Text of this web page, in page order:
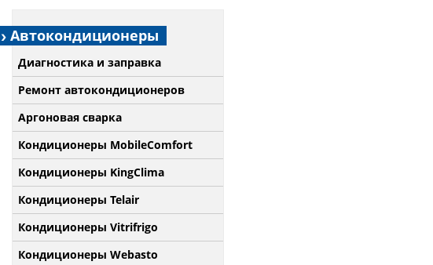
Автокондиционеры
Диагностика и заправка
Ремонт автокондиционеров
Аргоновая сварка
Кондиционеры MobileComfort
Кондиционеры KingClima
Кондиционеры Telair
Кондиционеры Vitrifrigo
Кондиционеры Webasto